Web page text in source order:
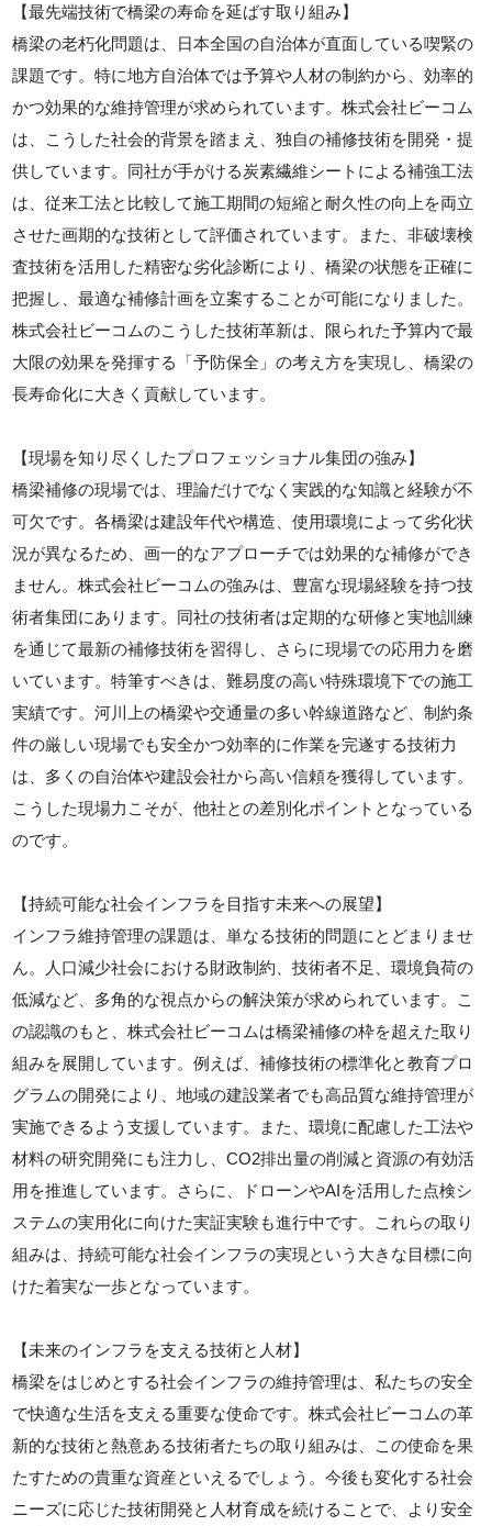
【最先端技術で橋梁の寿命を延ばす取り組み】
橋梁の老朽化問題は、日本全国の自治体が直面している喫緊の
課題です。特に地方自治体では予算や人材の制約から、効率的
かつ効果的な維持管理が求められています。株式会社ビーコム
は、こうした社会的背景を踏まえ、独自の補修技術を開発・提
供しています。同社が手がける炭素繊維シートによる補強工法
は、従来工法と比較して施工期間の短縮と耐久性の向上を両立
させた画期的な技術として評価されています。また、非破壊検
査技術を活用した精密な劣化診断により、橋梁の状態を正確に
把握し、最適な補修計画を立案することが可能になりました。
株式会社ビーコムのこうした技術革新は、限られた予算内で最
大限の効果を発揮する「予防保全」の考え方を実現し、橋梁の
長寿命化に大きく貢献しています。
【現場を知り尽くしたプロフェッショナル集団の強み】
橋梁補修の現場では、理論だけでなく実践的な知識と経験が不
可欠です。各橋梁は建設年代や構造、使用環境によって劣化状
況が異なるため、画一的なアプローチでは効果的な補修ができ
ません。株式会社ビーコムの強みは、豊富な現場経験を持つ技
術者集団にあります。同社の技術者は定期的な研修と実地訓練
を通じて最新の補修技術を習得し、さらに現場での応用力を磨
いています。特筆すべきは、難易度の高い特殊環境下での施工
実績です。河川上の橋梁や交通量の多い幹線道路など、制約条
件の厳しい現場でも安全かつ効率的に作業を完遂する技術力
は、多くの自治体や建設会社から高い信頼を獲得しています。
こうした現場力こそが、他社との差別化ポイントとなっている
のです。
【持続可能な社会インフラを目指す未来への展望】
インフラ維持管理の課題は、単なる技術的問題にとどまりませ
ん。人口減少社会における財政制約、技術者不足、環境負荷の
低減など、多角的な視点からの解決策が求められています。こ
の認識のもと、株式会社ビーコムは橋梁補修の枠を超えた取り
組みを展開しています。例えば、補修技術の標準化と教育プロ
グラムの開発により、地域の建設業者でも高品質な維持管理が
実施できるよう支援しています。また、環境に配慮した工法や
材料の研究開発にも注力し、CO2排出量の削減と資源の有効活
用を推進しています。さらに、ドローンやAIを活用した点検シ
ステムの実用化に向けた実証実験も進行中です。これらの取り
組みは、持続可能な社会インフラの実現という大きな目標に向
けた着実な一歩となっています。
【未来のインフラを支える技術と人材】
橋梁をはじめとする社会インフラの維持管理は、私たちの安全
で快適な生活を支える重要な使命です。株式会社ビーコムの革
新的な技術と熱意ある技術者たちの取り組みは、この使命を果
たすための貴重な資産といえるでしょう。今後も変化する社会
ニーズに応じた技術開発と人材育成を続けることで、より安全